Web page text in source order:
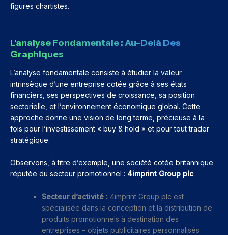
figures chartistes.
L’analyse Fondamentale : Au-Delà Des
Graphiques
L’analyse fondamentale consiste à étudier la valeur
intrinsèque d’une entreprise cotée grâce à ses états
financiers, ses perspectives de croissance, sa position
sectorielle, et l’environnement économique global. Cette
approche donne une vision de long terme, précieuse à la
fois pour l’investissement « buy & hold » et pour tout trader
stratégique.
Observons, à titre d’exemple, une société cotée britannique
réputée du secteur promotionnel : 4imprint Group plc.
Secteur d’activité : 4imprint Group plc est
spécialisée dans la conception et la distribution de
produits promotionnels à destination des
entreprises – objets publicitaires personnalisés